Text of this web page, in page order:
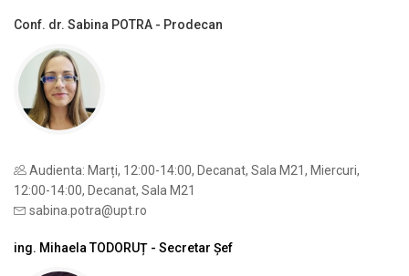
Conf. dr. Sabina POTRA - Prodecan
Audienta: Marți, 12:00-14:00, Decanat, Sala M21, Miercuri,
12:00-14:00, Decanat, Sala M21
sabina.potra@upt.ro
ing. Mihaela TODORUȚ - Secretar Șef